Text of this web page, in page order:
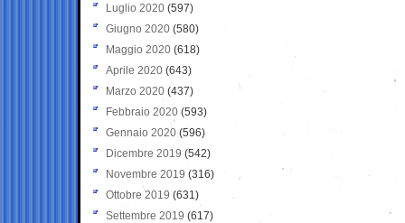
Luglio 2020 (597)
Giugno 2020 (580)
Maggio 2020 (618)
Aprile 2020 (643)
Marzo 2020 (437)
Febbraio 2020 (593)
Gennaio 2020 (596)
Dicembre 2019 (542)
Novembre 2019 (316)
Ottobre 2019 (631)
Settembre 2019 (617)